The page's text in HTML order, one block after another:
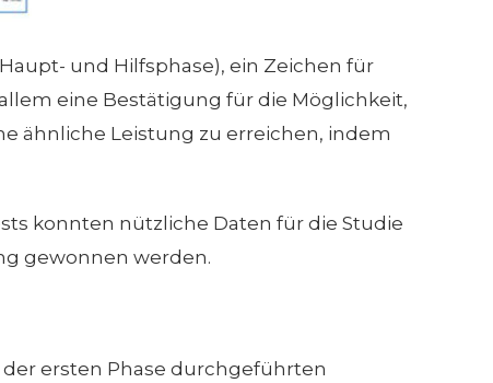
und Hilfsphase), ein Zeichen für
eine Bestätigung für die Möglichkeit,
ähnliche Leistung zu erreichen, indem
konnten nützliche Daten für die Studie
gewonnen werden.
ersten Phase durchgeführten